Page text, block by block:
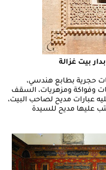
بيت غزالة
حجرية بطابع هندسي،
وفواكة ومزهريات، السقف
عبارات مديح لصاحب البيت،
عليها مديح للسيدة